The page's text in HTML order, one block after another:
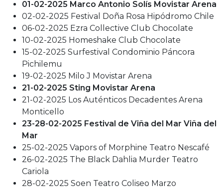
01-02-2025 Marco Antonio Solís Movistar Arena
02-02-2025 Festival Doña Rosa Hipódromo Chile
06-02-2025 Ezra Collective Club Chocolate
10-02-2025 Homeshake Club Chocolate
15-02-2025 Surfestival Condominio Páncora
Pichilemu
19-02-2025 Milo J Movistar Arena
21-02-2025 Sting Movistar Arena
21-02-2025 Los Auténticos Decadentes Arena
Monticello
23-28-02-2025 Festival de Viña del Mar Viña del
Mar
25-02-2025 Vapors of Morphine Teatro Nescafé
26-02-2025 The Black Dahlia Murder Teatro
Cariola
28-02-2025 Soen Teatro Coliseo Marzo